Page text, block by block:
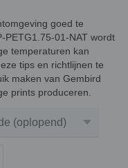
goed te
PETG1.75-01-NAT wordt
temperaturen kan
tips en richtlijnen te
maken van Gembird
prints produceren.